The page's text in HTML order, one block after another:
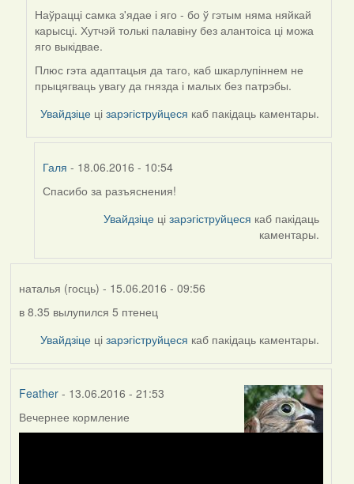
Наўрацці самка з'ядае і яго - бо ў гэтым няма няйкай
карысці. Хутчэй толькі палавіну без алантоіса ці можа
яго выкідвае.
Плюс гэта адаптацыя да таго, каб шкарлупіннем не
прыцягваць увагу да гнязда і малых без патрэбы.
Увайдзіце цізарэгіструйцеся каб пакідаць каментары.
Галя - 18.06.2016 - 10:54
In
Harrier
Спасибо за разъяснения!
Увайдзіце цізарэгіструйцеся каб пакідаць
каментары.
наталья (госць) - 15.06.2016 - 09:56
в 8.35 вылупился 5 птенец
Увайдзіце цізарэгіструйцеся каб пакідаць каментары.
Feather- 13.06.2016 - 21:53
Вечернее кормление